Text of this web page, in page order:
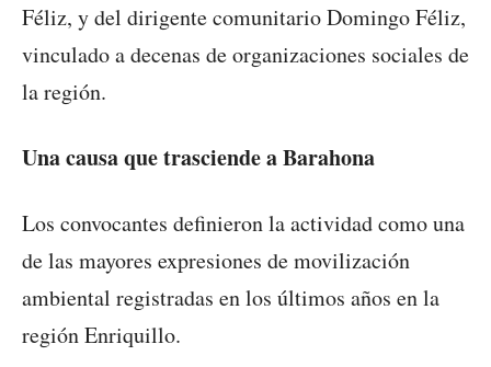
Féliz, y del dirigente comunitario Domingo Féliz,
vinculado a decenas de organizaciones sociales de
la región.
Una causa que trasciende a Barahona
Los convocantes definieron la actividad como una
de las mayores expresiones de movilización
ambiental registradas en los últimos años en la
región Enriquillo.